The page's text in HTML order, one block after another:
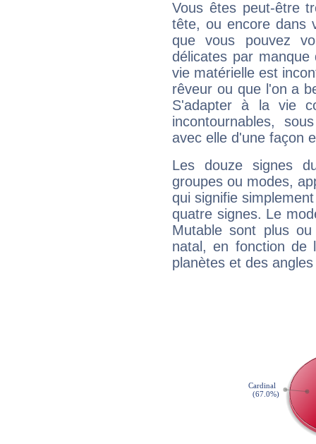
Vous êtes peut-être
tête, ou encore dans
que vous pouvez
délicates par
vie matérielle est
rêveur ou que l'on a
S'adapter à la vie
incontournables,
avec elle d'une façon
Les douze signes
groupes ou modes,
qui signifie
quatre signes. Le
Mutable sont plus
natal, en fonction de
planètes et des